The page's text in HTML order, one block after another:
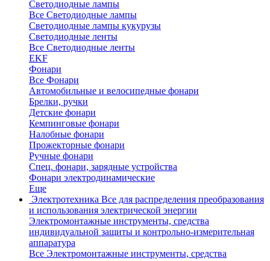
Светодиодные лампы
Все Светодиодные лампы
Светодиодные лампы кукурузы
Светодиодные ленты
Все Светодиодные ленты
EKF
Фонари
Все Фонари
Автомобильные и велосипедные фонари
Брелки, ручки
Детские фонари
Кемпинговые фонари
Налобные фонари
Прожекторные фонари
Ручные фонари
Спец. фонари, зарядные устройства
Фонари электродинамические
Еще
Электротехника Все для распределения преобразования
и использования электрической энергии
Электромонтажные инструменты, средства
индивидуальной защиты и контрольно-измерительная
аппаратура
Все Электромонтажные инструменты, средства